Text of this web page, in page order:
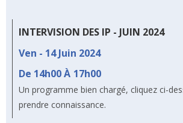
INTERVISION DES IP - JUIN 2024
Ven - 14 Juin 2024
De 14h00 À 17h00
Un programme bien chargé, cliquez ci-
prendre connaissance.